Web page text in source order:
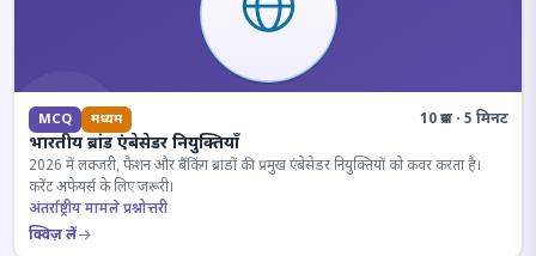
MCQ मध्यम 10 प्रश्न · 5 मिनट
भारतीय ब्रांड एंबेसेडर नियुक्तियाँ
2026 में लक्जरी, फैशन और बैंकिंग ब्रांडों की प्रमुख एंबेसेडर नियुक्तियों को कवर करता है।
करेंट अफेयर्स के लिए जरूरी।
अंतर्राष्ट्रीय मामले प्रश्नोत्तरी
क्विज़ लें